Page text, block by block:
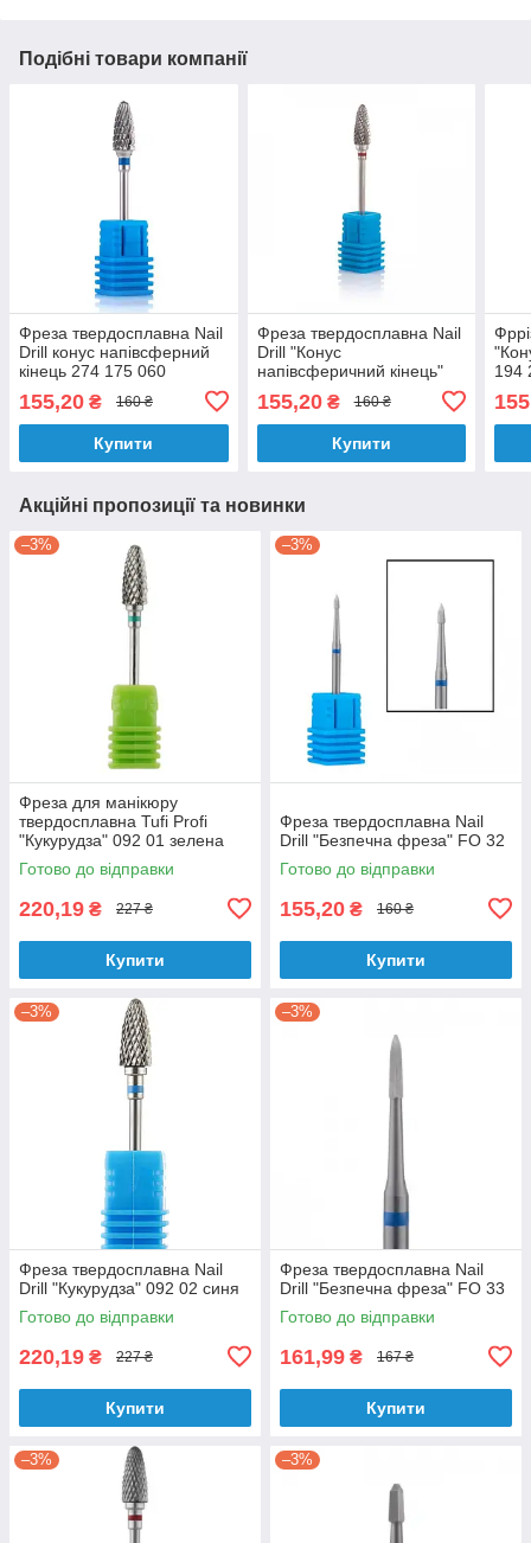
Подібні товари компанії
Фреза твердосплавна Nail
Drill конус напівсферний
кінець 274 175 060
155,20 ₴ 160 ₴
Купити
Фреза твердосплавна Nail
Drill "Конус
напівсферичний кінець"
155,20₴ 160 ₴
Купити
194
Акційні пропозиції та новинки
–3%
Фреза для манікюру
твердосплавна Tufi Profi
"Кукурудза" 092 01 зелена
Готово до відправки
220,19 ₴ 227 ₴
Купити
–3%
Фреза твердосплавна Nail
Drill "Безпечна фреза" FO 32
Готово до відправки
155,20 ₴ 160 ₴
Купити
–3%
Фреза твердосплавна Nail
Drill "Кукурудза" 092 02 синя
Готово до відправки
220,19 ₴ 227 ₴
Купити
–3%
Фреза твердосплавна Nail
Drill "Безпечна фреза" FO 33
Готово до відправки
161,99 ₴ 167 ₴
Купити
–3% –3%